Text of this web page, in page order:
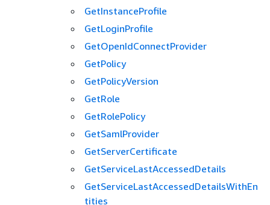
GetInstanceProfile
GetLoginProfile
GetOpenIdConnectProvider
GetPolicy
GetPolicyVersion
GetRole
GetRolePolicy
GetSamlProvider
GetServerCertificate
GetServiceLastAccessedDetails
GetServiceLastAccessedDetailsWithEn
tities